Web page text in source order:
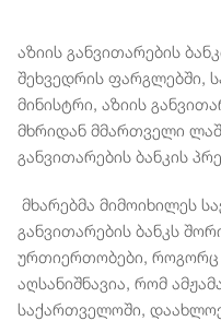
აზიის განვითარების
შეხვედრის ფარგლებში,
მინისტრი, აზიის
მხრიდან მმართველი
განვითარების ბანკის
მხარებმა მიმოიხილეს
განვითარების ბანკს
ურთიერთობები, როგორც
აღსანიშნავია, რომ
საქართველოში,